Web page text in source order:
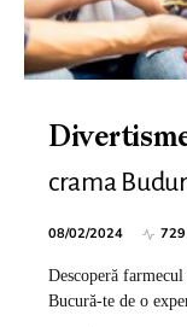
crama
08/02/2024
Descoperă
Bucură-te de o